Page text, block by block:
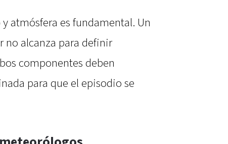
atmósfera es fundamental. Un
no alcanza para definir
componentes deben
para que el episodio se